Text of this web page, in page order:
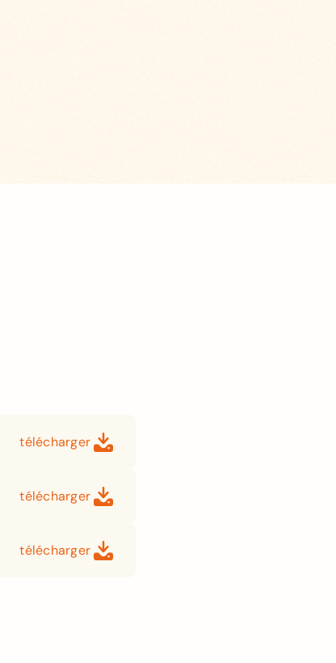
télécharger
télécharger
télécharger